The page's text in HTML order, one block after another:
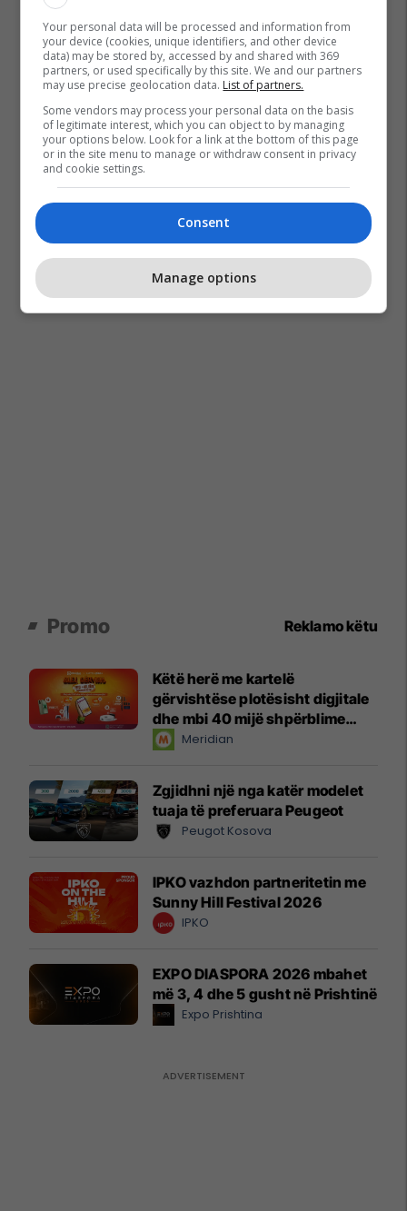
Man City
Promo Reklamo këtu
Këtë herë me kartelë
gërvishtëse plotësisht digjitale
dhe mbi 40 mijë shpërblime
instant!Meridian
Zgjidhni një nga katër modelet
tuaja të preferuara Peugeot
Peugot Kosova
IPKO vazhdon partneritetin me
Sunny Hill Festival 2026
IPKO
EXPO DIASPORA 2026 mbahet
më 3, 4 dhe 5 gusht në Prishtinë
Expo Prishtina
Your personal data will be processed and information from
your device (cookies, unique identifiers, and other device
data) may be stored by, accessed by and shared with 369
partners, or used specifically by this site. We and our partners
may use precise geolocation data. List of partners.
Some vendors may process your personal data on the basis
of legitimate interest, which you can object to by managing
your options below. Look for a link at the bottom of this page
or in the site menu to manage or withdraw consent in privacy
and cookie settings.
Consent
Manage options